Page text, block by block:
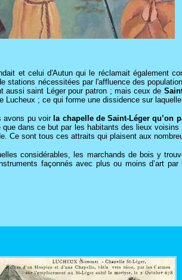
et celui d'Autun qui le réclamait également
nécessitées par l'affluence des
aussi saint Léger pour patron ; mais ceux de
; ce qui forme une dissidence sur
avons pu voir la chapelle de Saint-Léger qu’on
dans ce but par les habitants des lieux
Ce sont tous ces attraits qui plaisent aux
considérables, les marchands de bois y
façonnés avec plus ou moins d’art